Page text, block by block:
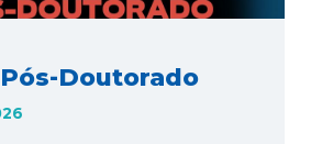
Doutorado